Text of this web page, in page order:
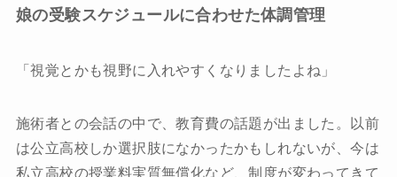
娘の受験スケジュールに合わせた体調管理
「視覚とかも視野に入れやすくなりましたよね」
施術者との会話の中で、教育費の話題が出ました。以前
は公立高校しか選択肢になかったかもしれないが、今は
私立高校の授業料実質無償化など、制度が変わってきて